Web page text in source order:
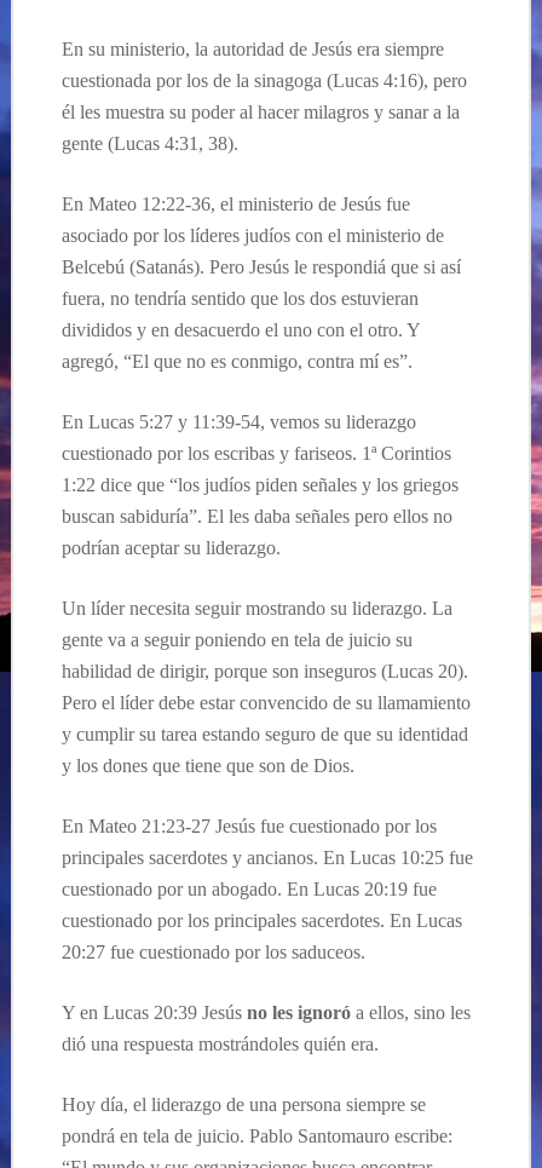
En su ministerio, la autoridad de Jesús era siempre
cuestionada por los de la sinagoga (Lucas 4:16), pero
él les muestra su poder al hacer milagros y sanar a la
gente (Lucas 4:31, 38).
En Mateo 12:22-36, el ministerio de Jesús fue
asociado por los líderes judíos con el ministerio de
Belcebú (Satanás). Pero Jesús le respondiá que si así
fuera, no tendría sentido que los dos estuvieran
divididos y en desacuerdo el uno con el otro. Y
agregó, “El que no es conmigo, contra mí es”.
En Lucas 5:27 y 11:39-54, vemos su liderazgo
cuestionado por los escribas y fariseos. 1ª Corintios
1:22 dice que “los judíos piden señales y los griegos
buscan sabiduría”. El les daba señales pero ellos no
podrían aceptar su liderazgo.
Un líder necesita seguir mostrando su liderazgo. La
gente va a seguir poniendo en tela de juicio su
habilidad de dirigir, porque son inseguros (Lucas 20).
Pero el líder debe estar convencido de su llamamiento
y cumplir su tarea estando seguro de que su identidad
y los dones que tiene que son de Dios.
En Mateo 21:23-27 Jesús fue cuestionado por los
principales sacerdotes y ancianos. En Lucas 10:25 fue
cuestionado por un abogado. En Lucas 20:19 fue
cuestionado por los principales sacerdotes. En Lucas
20:27 fue cuestionado por los saduceos.
Y en Lucas 20:39 Jesús no les ignoróa ellos, sino les
dió una respuesta mostrándoles quién era.
Hoy día, el liderazgo de una persona siempre se
pondrá en tela de juicio. Pablo Santomauro escribe: